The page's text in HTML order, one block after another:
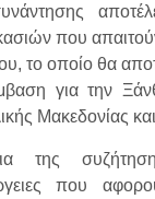
που
το οποίο θα
για την
Μακεδονίας
της
που